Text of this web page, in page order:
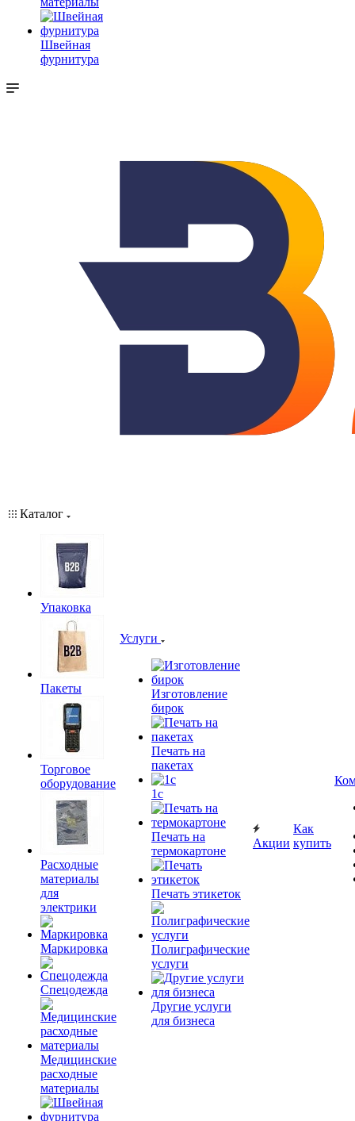
Швейная
фурнитура
Каталог
Упаковка
Пакеты
Торговое
оборудование
Расходные
материалы
для
электрики
Маркировка
Спецодежда
Медицинские
расходные
материалы
Услуги
Изготовление
бирок
Печать на
пакетах
1c
Печать на
термокартоне
Печать этикеток
Полиграфические
услуги
Другие услуги
для бизнеса
Акции
Как
купить